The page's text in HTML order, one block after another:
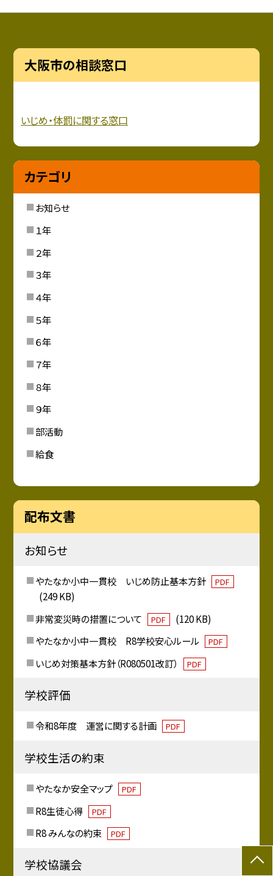
大阪市の相談窓口
いじめ・体罰に関する窓口
カテゴリ
お知らせ
１年
２年
３年
４年
５年
６年
７年
８年
９年
部活動
給食
配布文書
お知らせ
やたなか小中一貫校 いじめ防止基本方針 PDF
(249 KB)
非常変災時の措置について
PDF
(120 KB)
やたなか小中一貫校 R8学校安心ルール
PDF
いじめ対策基本方針（R080501改訂） PDF
学校評価
令和8年度 運営に関する計画 PDF
学校生活の約束
やたなか安全マップ PDF
R8生徒心得 PDF
R8 みんなの約束 PDF
学校協議会